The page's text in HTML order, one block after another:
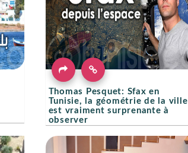
Thomas Pesquet: Sfax en
Tunisie, la géométrie de la ville
est vraiment surprenante à
observer